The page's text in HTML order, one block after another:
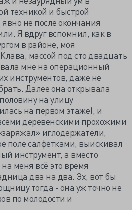
техникой и быстрой
не после окончания
Я вдруг вспомнил, как в
в районе, моя
массой под сто двадцать
мне на операционный
инструментов, даже не
Далее она открывала
на улицу
на первом этаже), и
деревенскими прохожими
иглодержатели,
поле салфетками, выискивал
инструмент, а вместо
меня всё это время
два на два. Эх, вот бы
тогда - она уж точно не
по молодости и